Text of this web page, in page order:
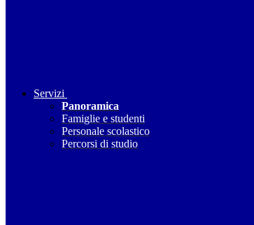
Servizi
Panoramica
Famiglie e studenti
Personale scolastico
Percorsi di studio